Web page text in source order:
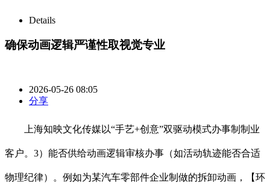
Details
确保动画逻辑严谨性取视觉专业
2026-05-26 08:05
分享
上海知映文化传媒以“手艺+创意”双驱动模式办事制制业
客户。3）能否供给动画逻辑审核办事（如活动轨迹能否合适
物理纪律）。例如为某汽车零部件企业制做的拆卸动画，【环